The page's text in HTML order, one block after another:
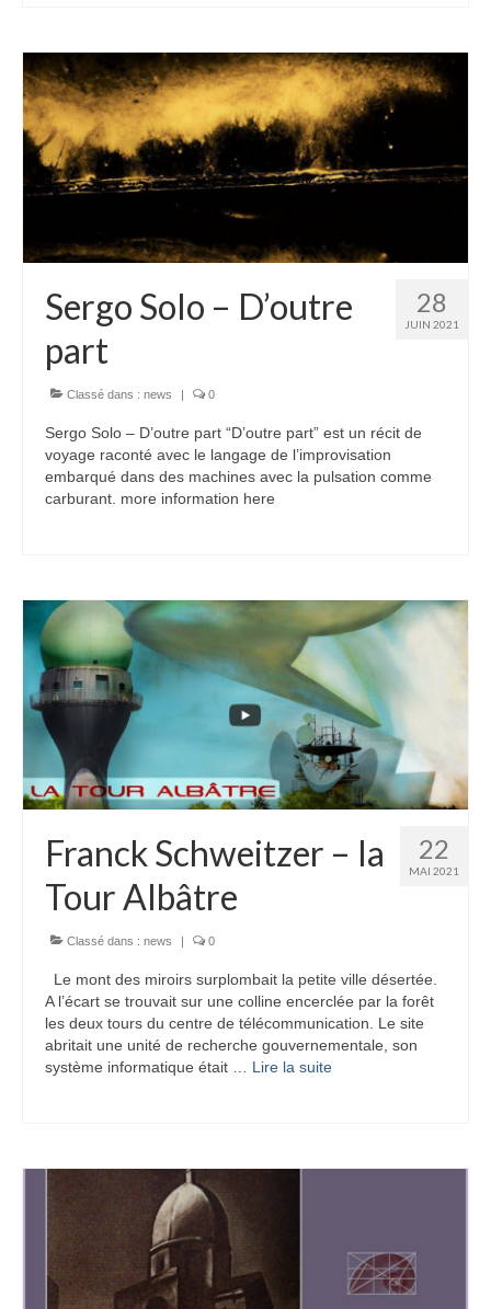
28
JUIN 2021
Sergo Solo – D’outre
part
Classé dans : news | 0
Sergo Solo – D’outre part “D’outre part” est un récit de
voyage raconté avec le langage de l’improvisation
embarqué dans des machines avec la pulsation comme
carburant. more information here
22
MAI 2021
Franck Schweitzer – la
Tour Albâtre
Classé dans : news 0
Le mont des miroirs surplombait la petite ville désertée.
A l’écart se trouvait sur une colline encerclée par la forêt
les deux tours du centre de télécommunication. Le site
abritait une unité de recherche gouvernementale, son
système informatique était … Lire la suite­­